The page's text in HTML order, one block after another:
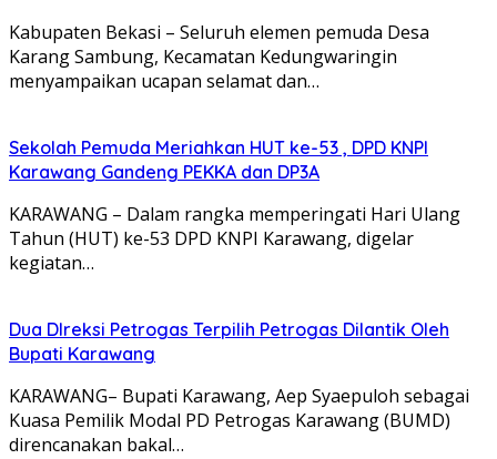
Kabupaten Bekasi – Seluruh elemen pemuda Desa
Karang Sambung, Kecamatan Kedungwaringin
menyampaikan ucapan selamat dan…
Sekolah Pemuda Meriahkan HUT ke-53 , DPD KNPI
Karawang Gandeng PEKKA dan DP3A
KARAWANG – Dalam rangka memperingati Hari Ulang
Tahun (HUT) ke-53 DPD KNPI Karawang, digelar
kegiatan…
Dua DIreksi Petrogas Terpilih Petrogas Dilantik Oleh
Bupati Karawang
KARAWANG– Bupati Karawang, Aep Syaepuloh sebagai
Kuasa Pemilik Modal PD Petrogas Karawang (BUMD)
direncanakan bakal…